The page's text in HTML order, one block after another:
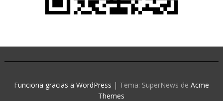
Funciona gracias a WordPress | Tema: SuperNews de Acme
Themes